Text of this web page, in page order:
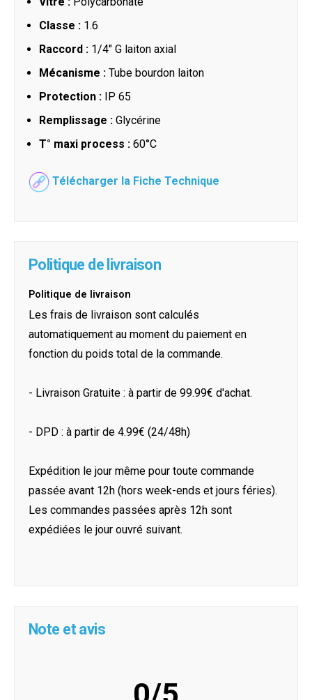
Classe : 1.6
Raccord : 1/4" G laiton axial
Mécanisme : Tube bourdon laiton
Protection : IP 65
Remplissage : Glycérine
T° maxi process : 60°C
Télécharger la Fiche Technique
Politique de livraison
Politique de livraison
Les frais de livraison sont calculés
automatiquement au moment du paiement en
fonction du poids total de la commande.
- Livraison Gratuite : à partir de 99.99€ d'achat.
- DPD : à partir de 4.99€ (24/48h)
Expédition le jour même pour toute commande
passée avant 12h (hors week-ends et jours féries).
Les commandes passées après 12h sont
expédiées le jour ouvré suivant.
Note et avis